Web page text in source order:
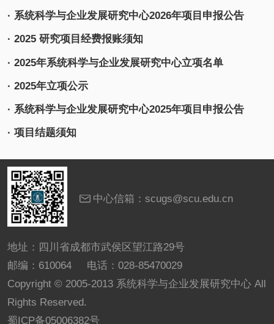
· 系统科学与企业发展研究中心2026年项目申报公告
· 2025 研究项目经费报账须知
· 2025年系统科学与企业发展研究中心立项名单
· 2025年立项公示
· 系统科学与企业发展研究中心2025年项目申报公告
· 项目结题须知
地址：四川省成都市武侯区望江路29号
邮编：610064 电话：028-85470029
Copyright © 2005-2013 系统科学与企业发展研究中心 All
Rights Reserved.
蜀ICP备05006382号
中心信箱：scugs@scu.edu.cn